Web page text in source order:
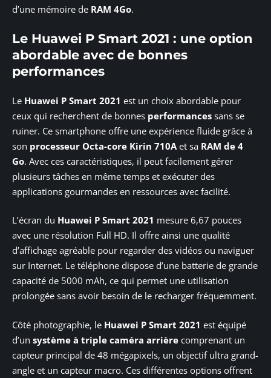
d’une mémoire de RAM 4Go.
Le Huawei P Smart 2021 : une option
abordable avec de bonnes
performances
Le Huawei P Smart 2021 est un choix abordable pour
ceux qui recherchent de bonnes performances sans se
ruiner. Ce smartphone offre une expérience fluide grâce à
son processeur Octa-core Kirin 710A et sa RAM de 4
Go. Avec ces caractéristiques, il peut facilement gérer
plusieurs tâches en même temps et exécuter des
applications gourmandes en ressources avec facilité.
L’écran du Huawei P Smart 2021 mesure 6,67 pouces
avec une résolution Full HD. Il offre ainsi une qualité
d’affichage agréable pour regarder des vidéos ou naviguer
sur Internet. Le téléphone dispose d’une batterie de grande
capacité de 5000 mAh, ce qui permet une utilisation
prolongée sans avoir besoin de le recharger fréquemment.
Côté photographie, le Huawei P Smart 2021 est équipé
d’un système à triple caméra arrière comprenant un
capteur principal de 48 mégapixels, un objectif ultra grand-
angle et un capteur macro. Ces différentes options offrent